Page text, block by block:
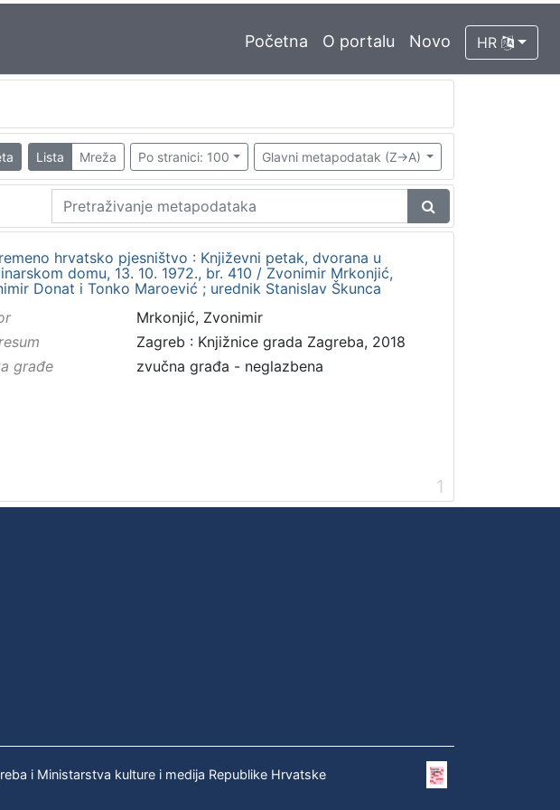
Početna O portalu Novo HR
Lista Mreža Po stranici: 100 Glavni metapodatak (Z->A)
hrvatsko pjesništvo : Književni petak, dvorana u
domu, 13. 10. 1972., br. 410 / Zvonimir Mrkonjić,
Donat i Tonko Maroević ; urednik Stanislav Škunca
Mrkonjić, Zvonimir
Zagreb : Knjižnice grada Zagreba, 2018
građe
zvučna građa - neglazbena
1
i Ministarstva kulture i medija Republike Hrvatske